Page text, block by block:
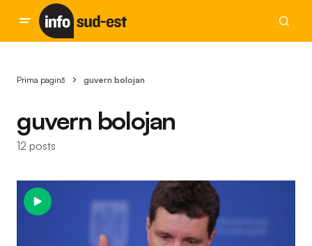
Prima pagină guvern bolojan
guvern bolojan
12 posts